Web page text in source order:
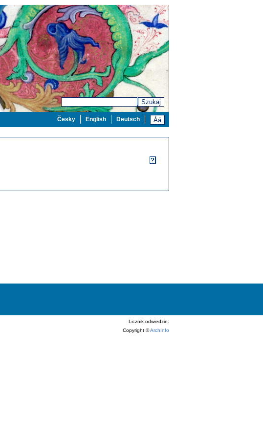
Szukaj
Deutsch
English
Česky
Licznik odwiedzin:
Copyright ©ArchInfo